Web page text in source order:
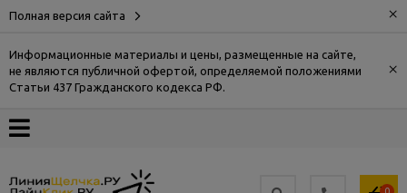
Полная версия сайта ×
Информационные материалы и цены, размещенные на сайте,
не являются публичной офертой, определяемой положениями
Статьи 437 Гражданского кодекса РФ.
×
О